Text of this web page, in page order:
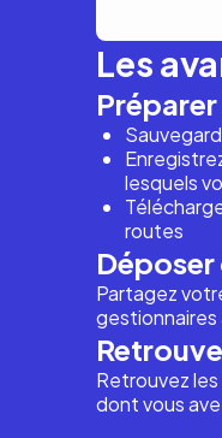
Les
lesquels
routes
Partagez
gestionnaires
Retrouvez
dont vous